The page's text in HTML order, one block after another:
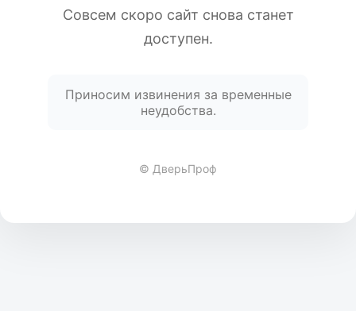
Совсем скоро сайт снова станет
доступен.
Приносим извинения за временные
неудобства.
© ДверьПроф